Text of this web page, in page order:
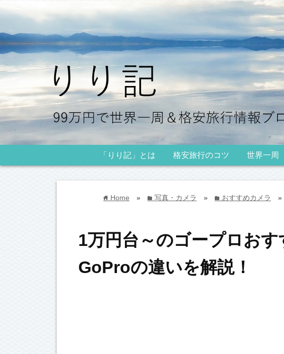
「りり記」とは 格安旅行のコツ 世界一周
home Home » folder 写真・カメラ » folder おすすめカメラ »
1万円台～のゴープロお
GoProの違いを解説！